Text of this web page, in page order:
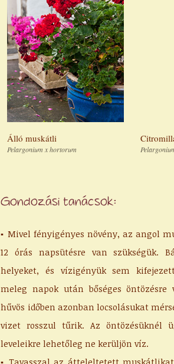
Álló muskátli
Pelargonium x hortorum
Gondozási tanácsok:
▪ Mivel fényigényes növény, az angol
12 órás napsütésre van szükségük.
helyeket, és vízigényük sem
meleg napok után bőséges öntözésre
hűvös időben azonban locsolásukat
vizet rosszul tűrik. Az öntözésüknél
leveleikre lehetőleg ne kerüljön víz.
▪ Tavasszal az átteleltetett